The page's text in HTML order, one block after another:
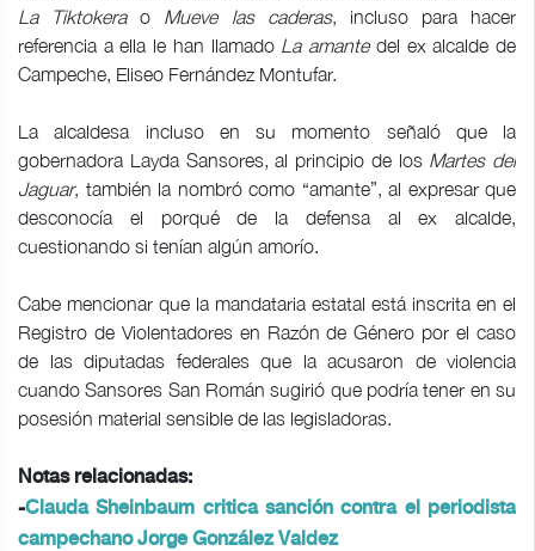
La Tiktokerao Mueve las caderas, incluso para hacer
referencia a ella le han llamado La amantedel ex alcalde de
Campeche, Eliseo Fernández Montufar.
La alcaldesa incluso en su momento señaló que la
gobernadora Layda Sansores, al principio de los Martes del
Jaguar, también la nombró como “amante”, al expresar que
desconocía el porqué de la defensa al ex alcalde,
cuestionando si tenían algún amorío.
Cabe mencionar que la mandataria estatal está inscrita en el
Registro de Violentadores en Razón de Género por el caso
de las diputadas federales que la acusaron de violencia
cuando Sansores San Román sugirió que podría tener en su
posesión material sensible de las legisladoras.
Notas relacionadas:
-Clauda Sheinbaum critica sanción contra el periodista
campechano Jorge González Valdez